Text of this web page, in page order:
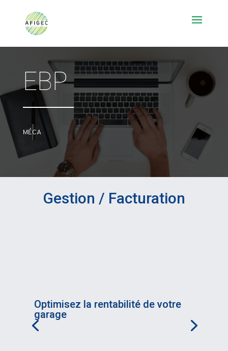
EBP
MÉCA
Gestion / Facturation
Optimisez la rentabilité de votre
garage